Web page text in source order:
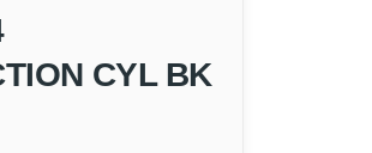
CYL BK